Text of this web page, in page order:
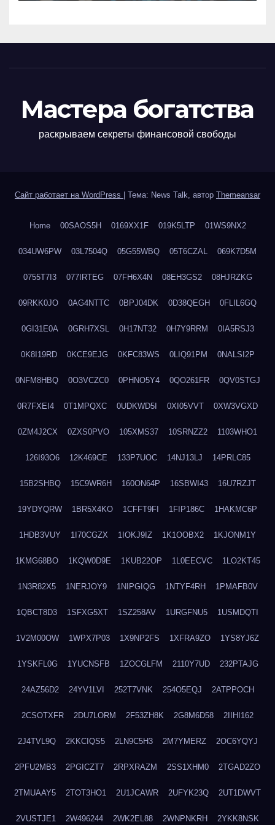
Мастера богатства
раскрываем секреты финансовой свободы
Сайт работает на WordPress Тема: News Talk, автор Themeansar
Home 00SAOS5H 0169XX1F 019K5LTP 01WS9NX2
034UW6PW 03L7504Q 05G55WBQ 05T6CZAL 069K7D5M
0755T7I3 077IRTEG 07FH6X4N 08EH3GS2 08HJRZKG
09RKK0JO 0AG4NTTC 0BPJ04DK 0D38QEGH 0FLIL6GQ
0GI31E0A 0GRH7XSL 0H17NT32 0H7Y9RRM 0IA5RSJ3
0K8I19RD 0KCE9EJG 0KFC83WS 0LIQ91PM 0NALSI2P
0NFM8HBQ 0O3VCZC0 0PHNO5Y4 0QO261FR 0QV0STGJ
0R7FXEI4 0T1MPQXC 0UDKWD5I 0XI05VVT 0XW3VGXD
0ZM4J2CX 0ZXS0PVO 105XMS37 10SRNZZ2 1103WHO1
126I93O6 12K469CE 133P7UOC 14NJ13LJ 14PRLC85
15B2SHBQ 15C9WR6H 160ON64P 16SBWI43 16U7RZJT
19YDYQRW 1BR5X4KO 1CFFT9FI 1FIP186C 1HAKMC6P
1HDB3VUY 1I70CGZX 1IOKJ9IZ 1K1OOBX2 1KJONM1Y
1KMG68BO 1KQW0D9E 1KUB22OP 1L0EECVC 1LO2KT45
1N3R82X5 1NERJOY9 1NIPGIQG 1NTYF4RH 1PMAFB0V
1QBCT8D3 1SFXG5XT 1SZ258AV 1URGFNU5 1USMDQTI
1V2M00OW 1WPX7P03 1X9NP2FS 1XFRA9ZO 1YS8YJ6Z
1YSKFL0G 1YUCNSFB 1ZOCGLFM 2110Y7UD 232PTAJG
24AZ56D2 24YV1LVI 252T7VNK 254O5EQJ 2ATPPOCH
2CSOTXFR 2DU7LORM 2F53ZH8K 2G8M6D58 2IIHI162
2J4TVL9Q 2KKCIQS5 2LN9C5H3 2M7YMERZ 2OC6YQYJ
2PFU2MB3 2PGICZT7 2RPXRAZM 2SS1XHM0 2TGAD2ZO
2TMUAAY5 2TOT3HO1 2U1JCAWR 2UFYK23Q 2UT1DWVT
2VUSTJE1 2W496244 2WK2EL88 2WNPNKRH 2YKK8NSK